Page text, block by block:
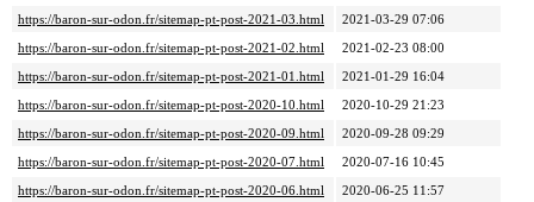
https://baron-sur-odon.fr/sitemap-pt-post-2021-03.html
2021-03-29 07:06
https://baron-sur-odon.fr/sitemap-pt-post-2021-02.html
2021-02-23 08:00
https://baron-sur-odon.fr/sitemap-pt-post-2021-01.html
2021-01-29 16:04
https://baron-sur-odon.fr/sitemap-pt-post-2020-10.html
2020-10-29 21:23
https://baron-sur-odon.fr/sitemap-pt-post-2020-09.html
2020-09-28 09:29
https://baron-sur-odon.fr/sitemap-pt-post-2020-07.html
2020-07-16 10:45
https://baron-sur-odon.fr/sitemap-pt-post-2020-06.html
2020-06-25 11:57